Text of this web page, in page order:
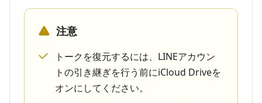
注意
トークを復元するには、LINEアカウン
トの引き継ぎを行う前にiCloud Driveを
オンにしてください。